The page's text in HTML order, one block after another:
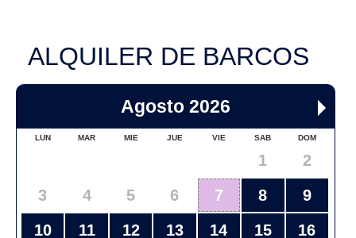
ALQUILER DE BARCOS
Agosto 2026
LUN MAR MIE JUE VIE SAB DOM
1
2
3
4 5 6 7 8
9
10
11 12 13 14 15
16